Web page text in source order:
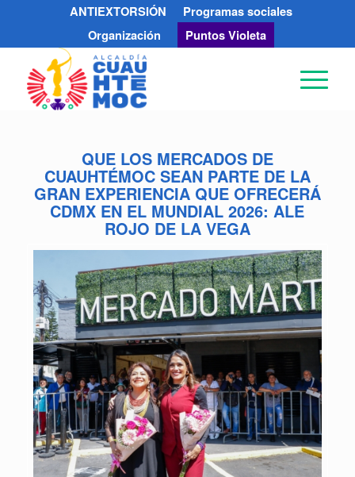
ANTIEXTORSIÓN
Programas sociales
Organización
Puntos Violeta
QUE LOS MERCADOS DE
CUAUHTÉMOC SEAN PARTE DE LA
GRAN EXPERIENCIA QUE OFRECERÁ
CDMX EN EL MUNDIAL 2026: ALE
ROJO DE LA VEGA